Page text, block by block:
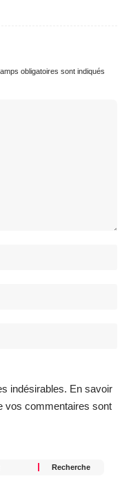
obligatoires sont indiqués
indésirables. En savoir
vos commentaires sont